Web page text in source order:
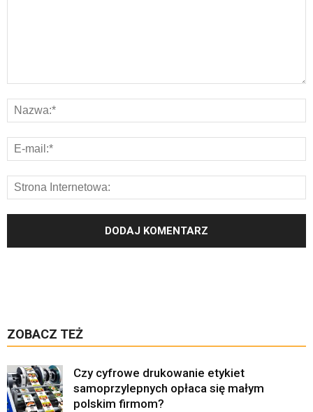
ZOBACZ TEŻ
Czy cyfrowe drukowanie etykiet
samoprzylepnych opłaca się małym
polskim firmom?